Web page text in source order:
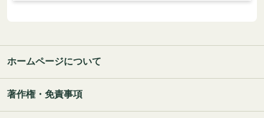
ホームページについて
著作権・免責事項